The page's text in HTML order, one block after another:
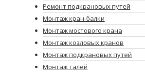
Ремонт подкрановых путей
Монтаж кран-балки
Монтаж мостового крана
Монтаж козловых кранов
Монтаж подкрановых путей
Монтаж талей